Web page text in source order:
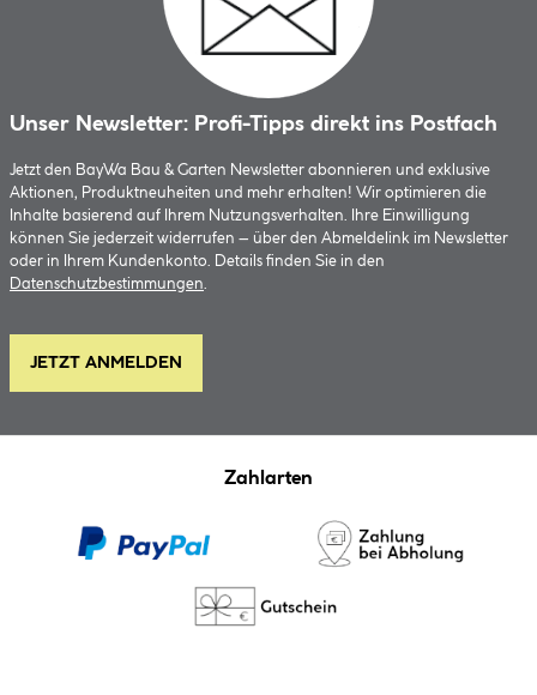
Unser Newsletter: Profi-Tipps direkt ins Postfach
Jetzt den BayWa Bau & Garten Newsletter abonnieren und exklusive
Aktionen, Produktneuheiten und mehr erhalten! Wir optimieren die
Inhalte basierend auf Ihrem Nutzungsverhalten. Ihre Einwilligung
können Sie jederzeit widerrufen – über den Abmeldelink im Newsletter
oder in Ihrem Kundenkonto. Details finden Sie in den
Datenschutzbestimmungen.
JETZT ANMELDEN
Zahlarten